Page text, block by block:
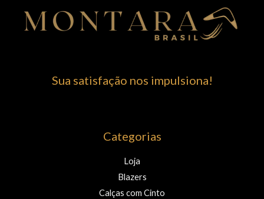
Sua satisfação nos impulsiona!
Categorias
Loja
Blazers
Calças com Cinto